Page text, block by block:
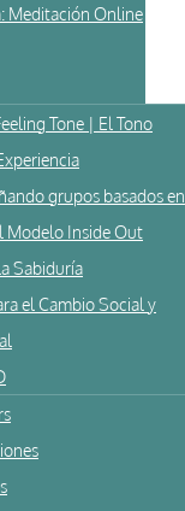
Meditación Online
Tone | El Tono
grupos basados en
Modelo Inside Out
Sabiduría
el Cambio Social y